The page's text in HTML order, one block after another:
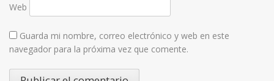
Web
Guarda mi nombre, correo electrónico y web en este
navegador para la próxima vez que comente.